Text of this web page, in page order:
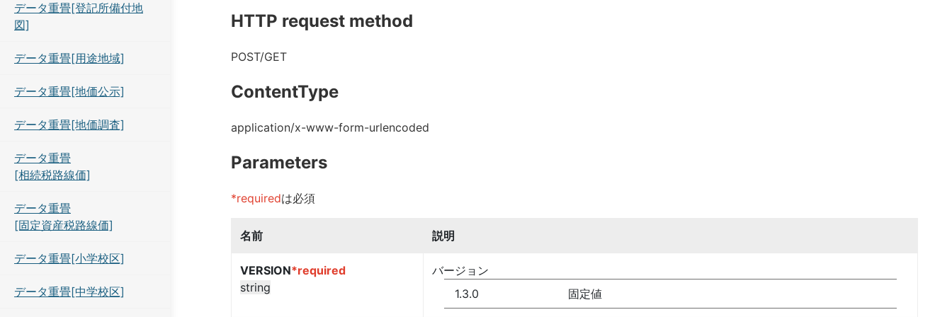
データ重畳[登記所備付地
図]
データ重畳[用途地域]
データ重畳[地価公示]
データ重畳[地価調査]
データ重畳
[相続税路線価]
データ重畳
[固定資産税路線価]
データ重畳[小学校区]
データ重畳[中学校区]
HTTP request method
POST/GET
ContentType
application/x-www-form-urlencoded
Parameters
*requiredは必須
名前 説明
VERSION*required
string
バージョン
1.3.0
固定値